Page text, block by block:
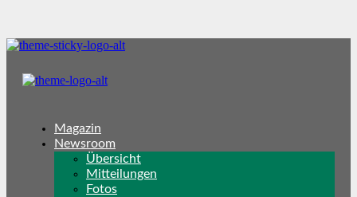
Magazin
Newsroom
Übersicht
Mitteilungen
Fotos